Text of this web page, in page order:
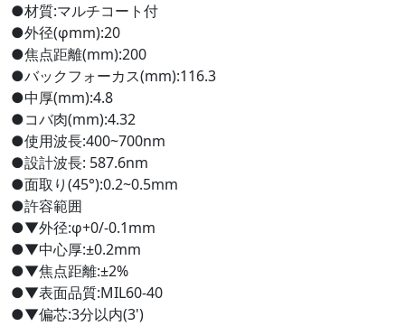
●材質:マルチコート付
●外径(φmm):20
●焦点距離(mm):200
●バックフォーカス(mm):116.3
●中厚(mm):4.8
●コバ肉(mm):4.32
●使用波長:400~700nm
●設計波長: 587.6nm
●面取り(45°):0.2~0.5mm
●許容範囲
●▼外径:φ+0/-0.1mm
●▼中心厚:±0.2mm
●▼焦点距離:±2%
●▼表面品質:MIL60-40
●▼偏芯:3分以内(3')